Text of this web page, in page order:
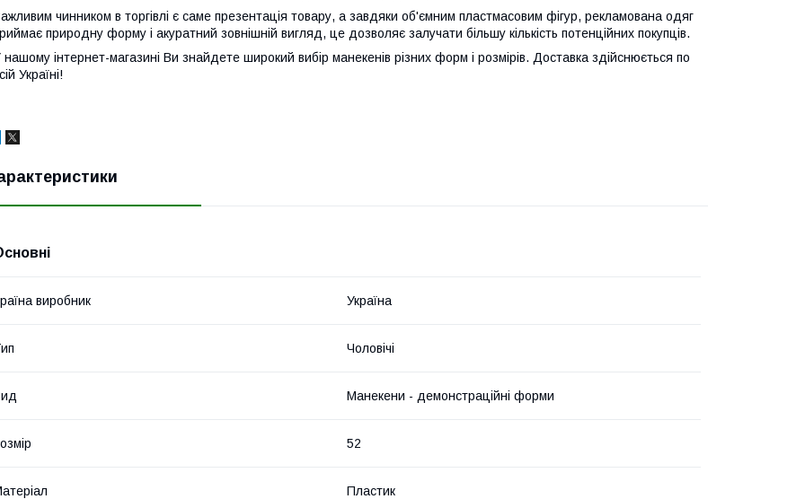
чинником в торгівлі є саме презентація товару, а завдяки об'ємним пластмасовим фігур, рекламована одяг
природну форму і акуратний зовнішній вигляд, це дозволяє залучати більшу кількість потенційних покупців.
нашому інтернет-магазині Ви знайдете широкий вибір манекенів різних форм і розмірів. Доставка здійснюється по
Україні!
виробник Україна
Чоловічі
Манекени - демонстраційні форми
52
Пластик